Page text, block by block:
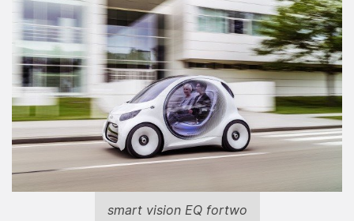
smart vision EQ fortwo